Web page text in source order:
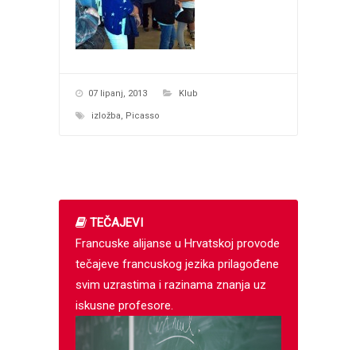
07 lipanj, 2013 Klub
izložba, Picasso
TEČAJEVI
Francuske alijanse u Hrvatskoj provode
tečajeve francuskog jezika prilagođene
svim uzrastima i razinama znanja uz
iskusne profesore.